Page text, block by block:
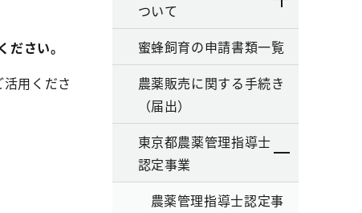
さい。
用くださ
ついて
蜜蜂飼育の申請書類一覧
農薬販売に関する手続き
（届出）
東京都農薬管理指導士
認定事業
農薬管理指導士認定事